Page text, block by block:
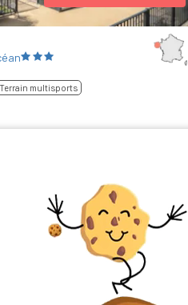
Terrain multisports